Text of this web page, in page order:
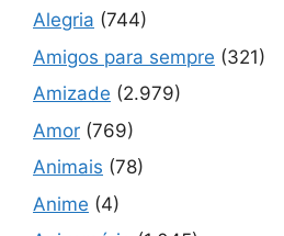
Alegria (744)
Amigos para sempre (321)
Amizade (2.979)
Amor (769)
Animais (78)
Anime (4)